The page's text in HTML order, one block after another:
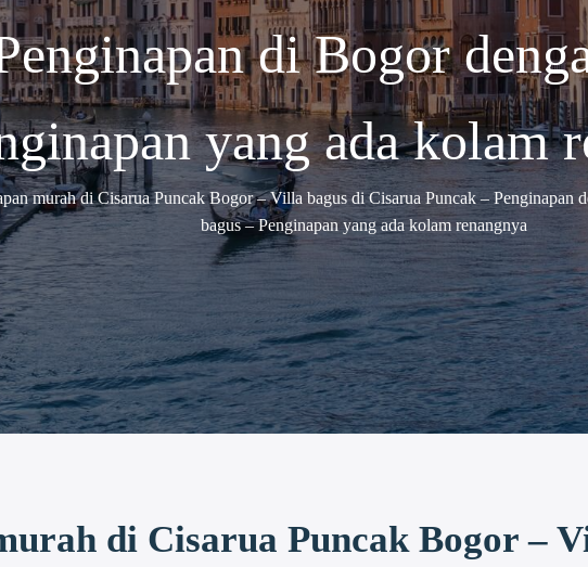
di Bogor
yang ada kolam
murah di Cisarua Puncak Bogor – Villa bagus di Cisarua Puncak – Penginapan
bagus – Penginapan yang ada kolam renangnya
di Cisarua Puncak Bogor –